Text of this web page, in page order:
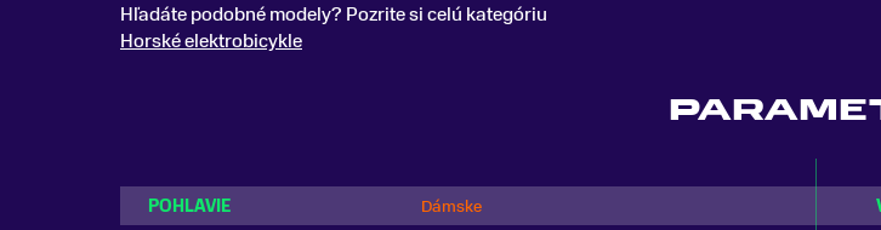
Hľadáte podobné modely? Pozrite si celú kategóriu
Horské elektrobicykle
POHLAVIE Dámske